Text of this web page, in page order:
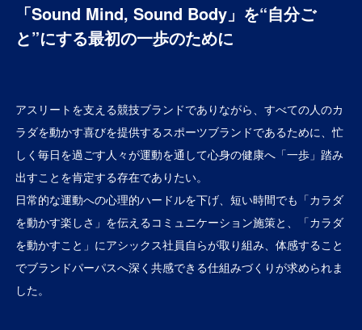
Contact
EN
「Sound Mind, Sound Body」を“自分ご
と”にする最初の一歩のために
アスリートを支える競技ブランドでありながら、すべての人のカ
ラダを動かす喜びを提供するスポーツブランドであるために、忙
しく毎日を過ごす人々が運動を通して心身の健康へ「一歩」踏み
出すことを肯定する存在でありたい。
日常的な運動への心理的ハードルを下げ、短い時間でも「カラダ
を動かす楽しさ」を伝えるコミュニケーション施策と、「カラダ
を動かすこと」にアシックス社員自らが取り組み、体感すること
でブランドパーパスへ深く共感できる仕組みづくりが求められま
した。